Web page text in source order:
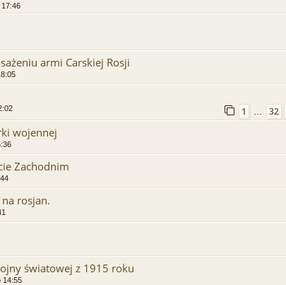
armi Carskiej Rosji
1 … 32
wojennej
Zachodnim
rosjan.
światowej z 1915 roku
14:55